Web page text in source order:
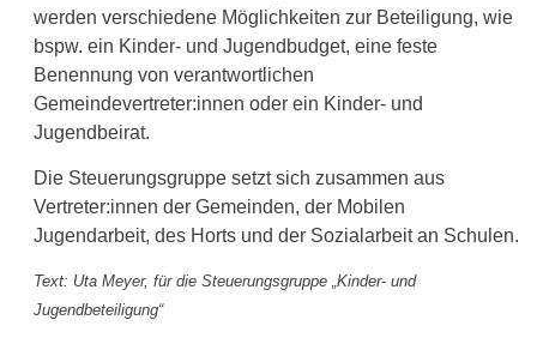
werden verschiedene Möglichkeiten zur Beteiligung, wie
bspw. ein Kinder- und Jugendbudget, eine feste
Benennung von verantwortlichen
Gemeindevertreter:innen oder ein Kinder- und
Jugendbeirat.
Die Steuerungsgruppe setzt sich zusammen aus
Vertreter:innen der Gemeinden, der Mobilen
Jugendarbeit, des Horts und der Sozialarbeit an Schulen.
Text: Uta Meyer, für die Steuerungsgruppe „Kinder- und
Jugendbeteiligung“